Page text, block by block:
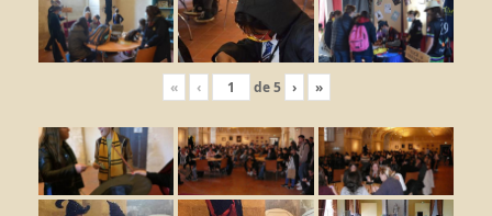
« ‹ de5 › »